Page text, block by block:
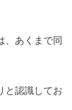
、あくまで同
と認識してお